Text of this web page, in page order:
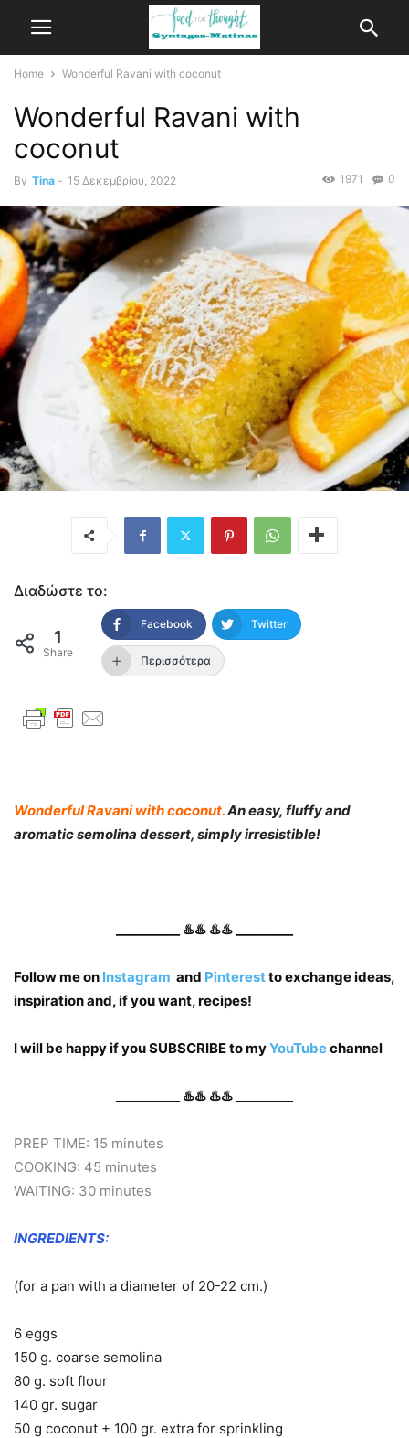
Home Wonderful Ravani with coconut
Wonderful Ravani with
coconut
By Tina - 15 Δεκεμβρίου, 2022 0
1971
Διαδώστε το:
1
Share
Facebook Twitter
Περισσότερα
Wonderful Ravani with coconut.An easy, fluffy and
aromatic semolina dessert, simply irresistible!
__________ ♨️♨️ ♨️♨️ _________
Follow me on Instagram and Pinterestto exchange ideas,
inspiration and, if you want, recipes!
I will be happy if you SUBSCRIBE to myYouTubechannel
__________ ♨️♨️ ♨️♨️ _________
PREP TIME: 15 minutes
COOKING: 45 minutes
WAITING: 30 minutes
INGREDIENTS:
(for a pan with a diameter of 20-22 cm.)
6 eggs
150 g. coarse semolina
80 g. soft flour
140 gr. sugar
50 g coconut + 100 gr. extra for sprinkling